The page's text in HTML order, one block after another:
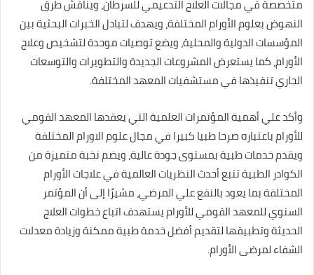
متخصصة في مجالات العلاج التدعيمي للسرطان، ويناقش طرق
النهوض بعلوم الأورام المختلفة، ويهدف لتبادل الخبرات البحثية بين
المؤسسات الدولية والمحلية، ويضع توصيات موحدة لتشخيص وعلاج
الأورام، كما يستعرض المشروعات الجديدة والتطويرات والتوسعات
الجاري تنفيذها في مستشفيات المعهد المختلفة.
وأكد علي أهمية المؤتمرات العلمية التي يعقدها المعهد القومي
للأورام باعتباره صرحا طبيا كبيرا في مجال علوم الاورام المختلفة
ويقدم خدمات طبية بمستوى جودة عالية، ويضم نخبة متميزة من
الكوادر الطبية تتبع أحدث النظريات العالمية في علاجات الأورام
المختلفة بما يعود بالنفع علي المرضي، مشيرًا إلى أن المؤتمر
السنوي للمعهد القومي للأورام يستهدف اتباع خطوات العلاج
الحديثة وتطبيقها لتقديم أفضل خدمة طبية ممكنة وزيادة معدلات
الشفاء لمرضى الأورام.